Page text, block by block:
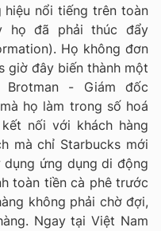
nổi tiếng trên toàn
họ đã phải thúc đẩy
Họ không đơn
giờ đây biến thành một
- Giám đốc
họ làm trong số hoá
nối với khách hàng
mà chỉ Starbucks mới
ứng dụng di động
toàn tiền cà phê trước
không phải chờ đợi,
Ngay tại Việt Nam